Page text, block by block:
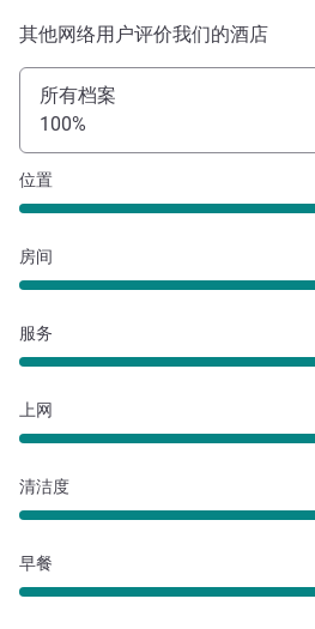
其他网络用户评价我们的酒店
所有档案
100%
位置
房间
服务
上网
清洁度
早餐